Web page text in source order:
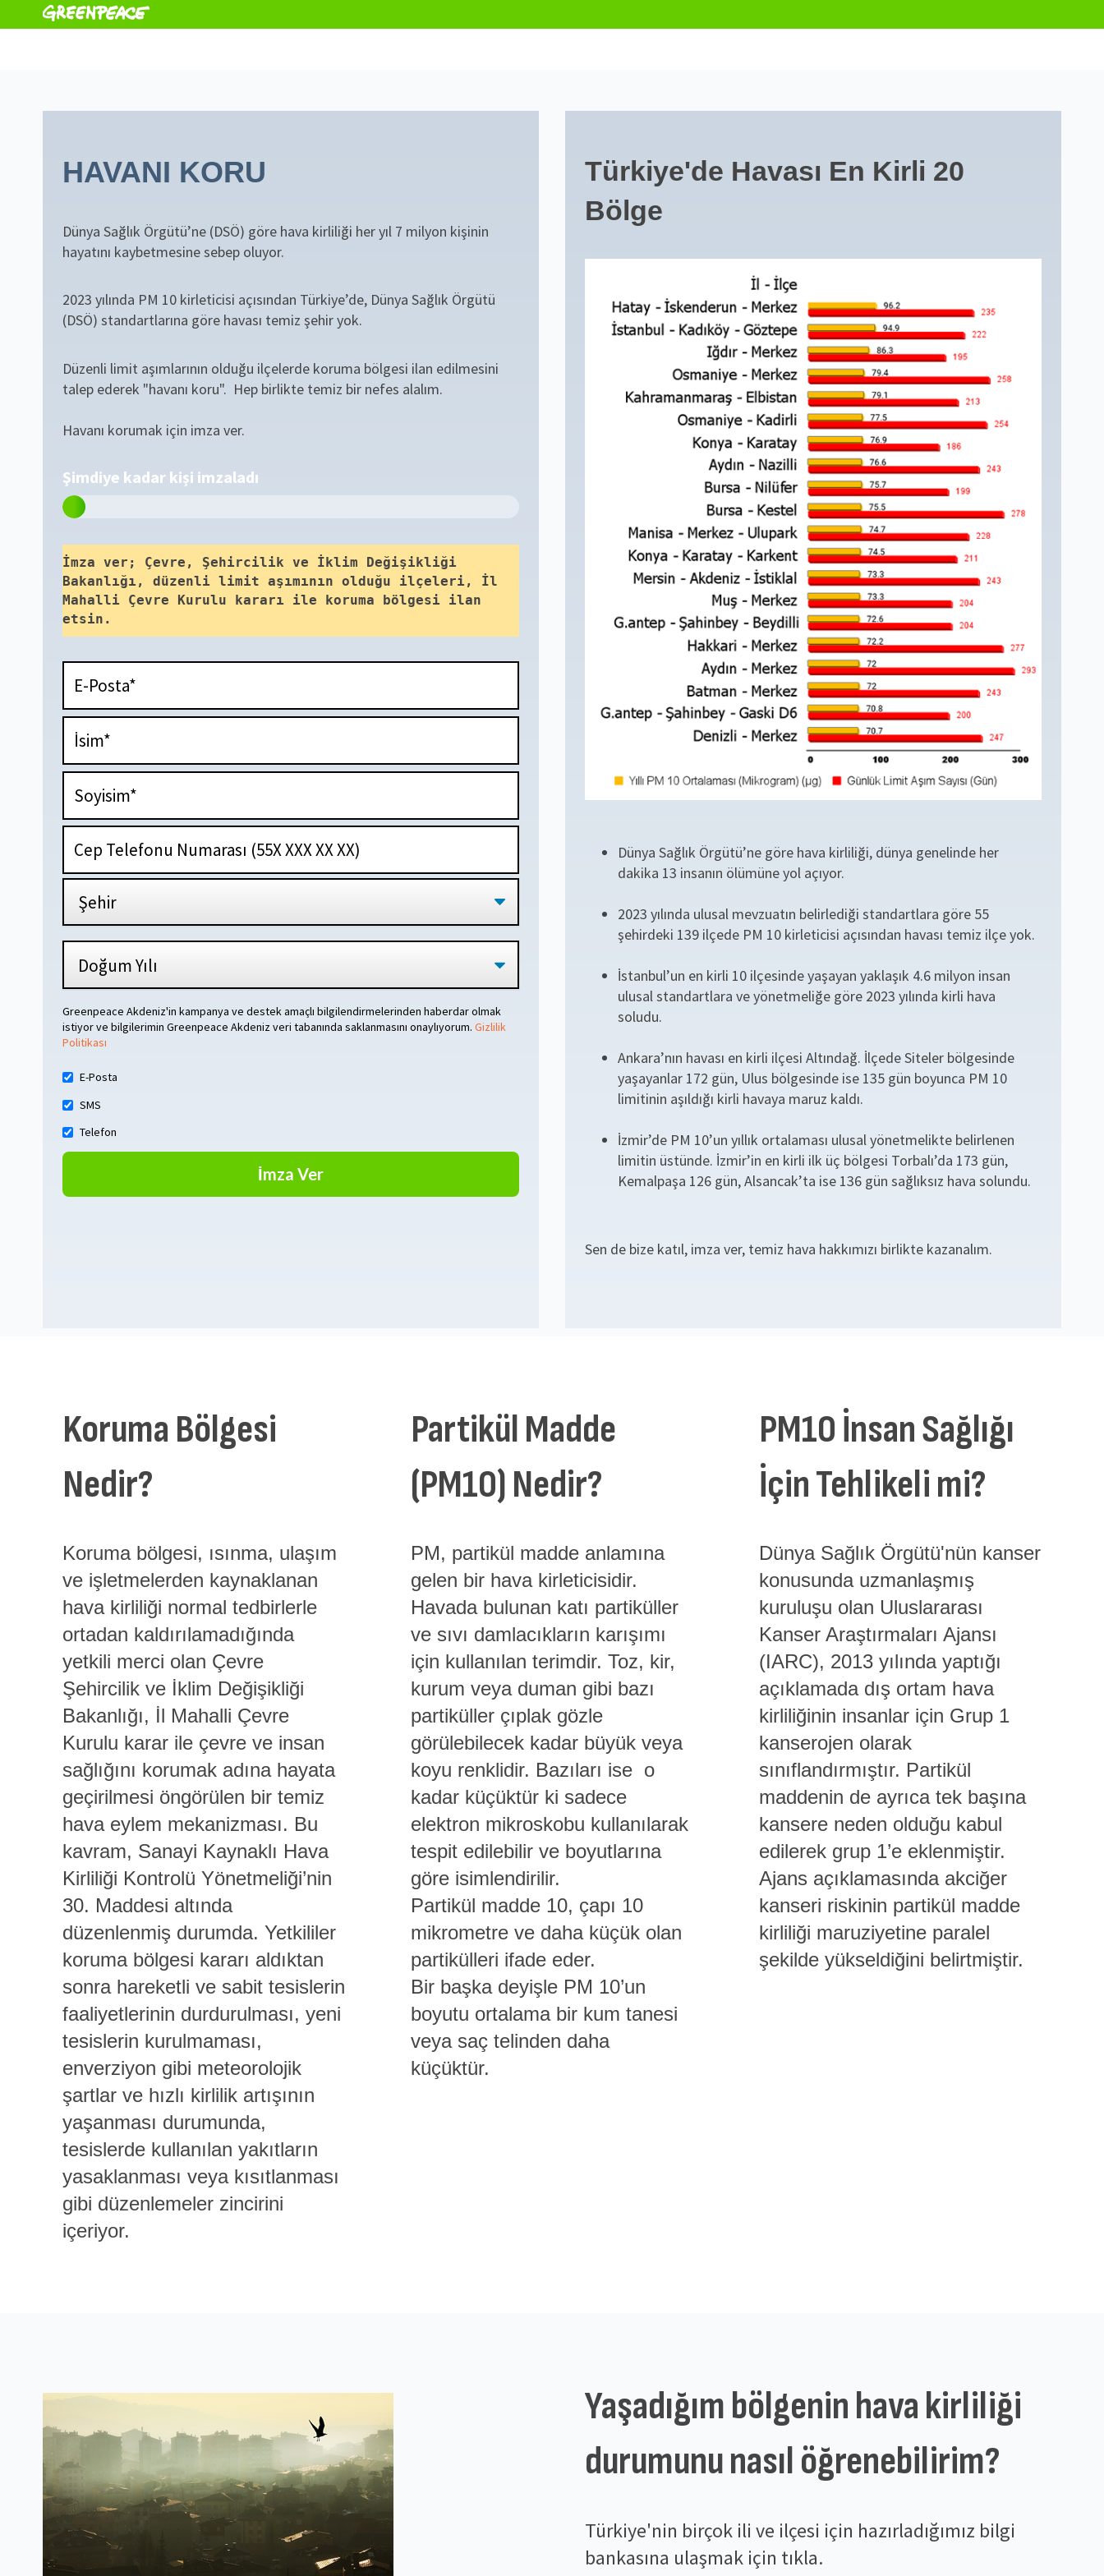
HAVANI KORU
Dünya Sağlık Örgütü’ne (DSÖ) göre hava kirliliği her yıl 7 milyon kişinin
hayatını kaybetmesine sebep oluyor.
2023 yılında PM 10 kirleticisi açısından Türkiye’de, Dünya Sağlık Örgütü
(DSÖ) standartlarına göre havası temiz şehir yok.
Düzenli limit aşımlarının olduğu ilçelerde koruma bölgesi ilan edilmesini
talep ederek "havanı koru". Hep birlikte temiz bir nefes alalım.
Havanı korumak için imza ver.
Şimdiye kadar kişi imzaladı
İmza ver; Çevre, Şehircilik ve İklim Değişikliği
Bakanlığı, düzenli limit aşımının olduğu ilçeleri, İl
Mahalli Çevre Kurulu kararı ile koruma bölgesi ilan
etsin.
Greenpeace Akdeniz'in kampanya ve destek amaçlı bilgilendirmelerinden haberdar olmak
istiyor ve bilgilerimin Greenpeace Akdeniz veri tabanında saklanmasını onaylıyorum. Gizlilik
Politikası
E-Posta
SMS
Telefon
Türkiye'de Havası En Kirli 20
Bölge
Dünya Sağlık Örgütü’ne göre hava kirliliği, dünya genelinde her
dakika 13 insanın ölümüne yol açıyor.
2023 yılında ulusal mevzuatın belirlediği standartlara göre 55
şehirdeki 139 ilçede PM 10 kirleticisi açısından havası temiz ilçe yok.
İstanbul’un en kirli 10 ilçesinde yaşayan yaklaşık 4.6 milyon insan
ulusal standartlara ve yönetmeliğe göre 2023 yılında kirli hava
soludu.
Ankara’nın havası en kirli ilçesi Altındağ. İlçede Siteler bölgesinde
yaşayanlar 172 gün, Ulus bölgesinde ise 135 gün boyunca PM 10
limitinin aşıldığı kirli havaya maruz kaldı.
İzmir’de PM 10’un yıllık ortalaması ulusal yönetmelikte belirlenen
limitin üstünde. İzmir’in en kirli ilk üç bölgesi Torbalı’da 173 gün,
Kemalpaşa 126 gün, Alsancak’ta ise 136 gün sağlıksız hava solundu.
Sen de bize katıl, imza ver, temiz hava hakkımızı birlikte kazanalım.
Koruma Bölgesi
Nedir?
Koruma bölgesi, ısınma, ulaşım
ve işletmelerden kaynaklanan
hava kirliliği normal tedbirlerle
ortadan kaldırılamadığında
yetkili merci olan Çevre
Şehircilik ve İklim Değişikliği
Bakanlığı, İl Mahalli Çevre
Kurulu karar ile çevre ve insan
sağlığını korumak adına hayata
geçirilmesi öngörülen bir temiz
hava eylem mekanizması. Bu
kavram, Sanayi Kaynaklı Hava
Kirliliği Kontrolü Yönetmeliği’nin
30. Maddesi altında
düzenlenmiş durumda. Yetkililer
koruma bölgesi kararı aldıktan
sonra hareketli ve sabit tesislerin
faaliyetlerinin durdurulması, yeni
tesislerin kurulmaması,
enverziyon gibi meteorolojik
şartlar ve hızlı kirlilik artışının
yaşanması durumunda,
tesislerde kullanılan yakıtların
yasaklanması veya kısıtlanması
gibi düzenlemeler zincirini
içeriyor.
Partikül Madde
(PM10) Nedir?
PM, partikül madde anlamına
gelen bir hava kirleticisidir.
Havada bulunan katı partiküller
ve sıvı damlacıkların karışımı
için kullanılan terimdir. Toz, kir,
kurum veya duman gibi bazı
partiküller çıplak gözle
görülebilecek kadar büyük veya
koyu renklidir. Bazıları ise o
kadar küçüktür ki sadece
elektron mikroskobu kullanılarak
tespit edilebilir ve boyutlarına
göre isimlendirilir.
Partikül madde 10, çapı 10
mikrometre ve daha küçük olan
partikülleri ifade eder.
Bir başka deyişle PM 10’un
boyutu ortalama bir kum tanesi
veya saç telinden daha
küçüktür.
PM10 İnsan Sağlığı
İçin Tehlikeli mi?
Dünya Sağlık Örgütü'nün kanser
konusunda uzmanlaşmış
kuruluşu olan Uluslararası
Kanser Araştırmaları Ajansı
(IARC), 2013 yılında yaptığı
açıklamada dış ortam hava
kirliliğinin insanlar için Grup 1
kanserojen olarak
sınıflandırmıştır. Partikül
maddenin de ayrıca tek başına
kansere neden olduğu kabul
edilerek grup 1’e eklenmiştir.
Ajans açıklamasında akciğer
kanseri riskinin partikül madde
kirliliği maruziyetine paralel
şekilde yükseldiğini belirtmiştir.
Yaşadığım bölgenin hava kirliliği
durumunu nasıl öğrenebilirim?
Türkiye'nin birçok ili ve ilçesi için hazırladığımız bilgi
bankasına ulaşmak için tıkla.